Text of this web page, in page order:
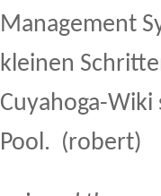
Management
kleinen
Cuyahoga-
Pool. (robert)